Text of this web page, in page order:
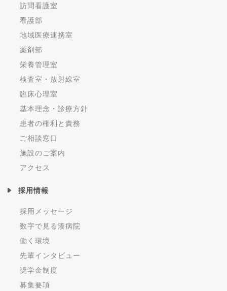
訪問看護室
看護部
地域医療連携室
薬剤部
栄養管理室
検査室・放射線室
臨床心理室
基本理念・診療方針
患者の権利と責務
ご相談窓口
施設のご案内
アクセス
採用情報
採用メッセージ
数字で見る湊病院
働く環境
先輩インタビュー
奨学金制度
募集要項